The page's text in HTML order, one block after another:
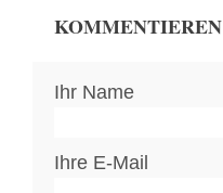
KOMMENTIEREN
Ihr Name
Ihre E-Mail